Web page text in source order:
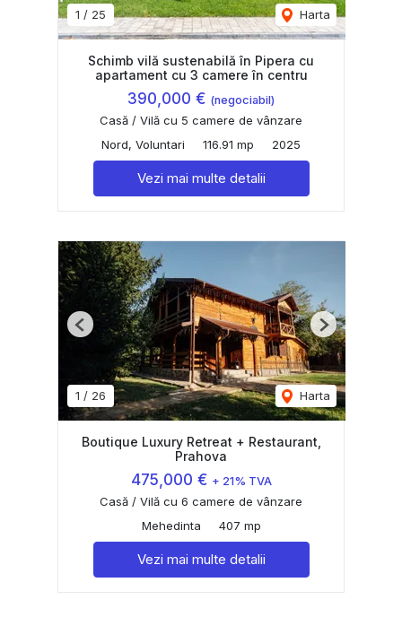
1 / 25 Harta
Schimb vilă sustenabilă în Pipera cu
apartament cu 3 camere în centru
390,000 € (negociabil)
Casă / Vilă cu 5 camere de vânzare
Nord, Voluntari
116.91 mp 2025
Vezi mai multe detalii
1 / 26 Harta
Previous Next
Boutique Luxury Retreat + Restaurant,
Prahova
475,000 € + 21% TVA
Casă / Vilă cu 6 camere de vânzare
Mehedinta
407 mp
Vezi mai multe detalii